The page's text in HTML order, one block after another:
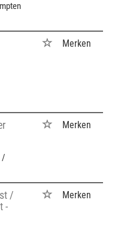
Merken
/
Merken
/
-
Merken